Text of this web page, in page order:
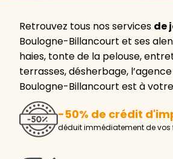
Retrouvez tous nos services de
Boulogne-Billancourt et ses
haies, tonte de la pelouse,
terrasses, désherbage, l’agence
Boulogne-Billancourt est à
-50% de crédit
déduit immédiatement de vos